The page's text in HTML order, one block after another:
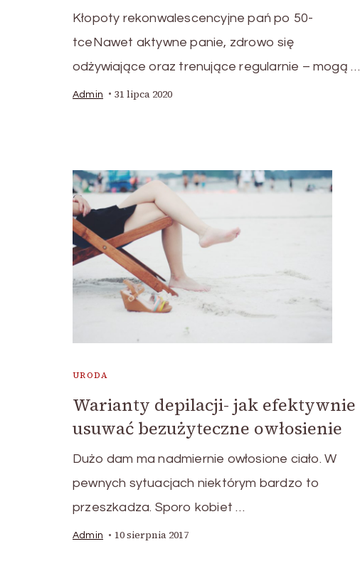
Kłopoty rekonwalescencyjne pań po 50-
tceNawet aktywne panie, zdrowo się
odżywiające oraz trenujące regularnie – mogą …
Admin 31 lipca 2020
URODA
Warianty depilacji- jak efektywnie
usuwać bezużyteczne owłosienie
Dużo dam ma nadmiernie owłosione ciało. W
pewnych sytuacjach niektórym bardzo to
przeszkadza. Sporo kobiet …
Admin 10 sierpnia 2017